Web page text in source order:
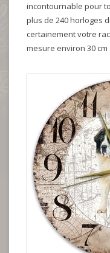
incontournable pour
plus de 240 horloges
certainement votre
mesure environ 30